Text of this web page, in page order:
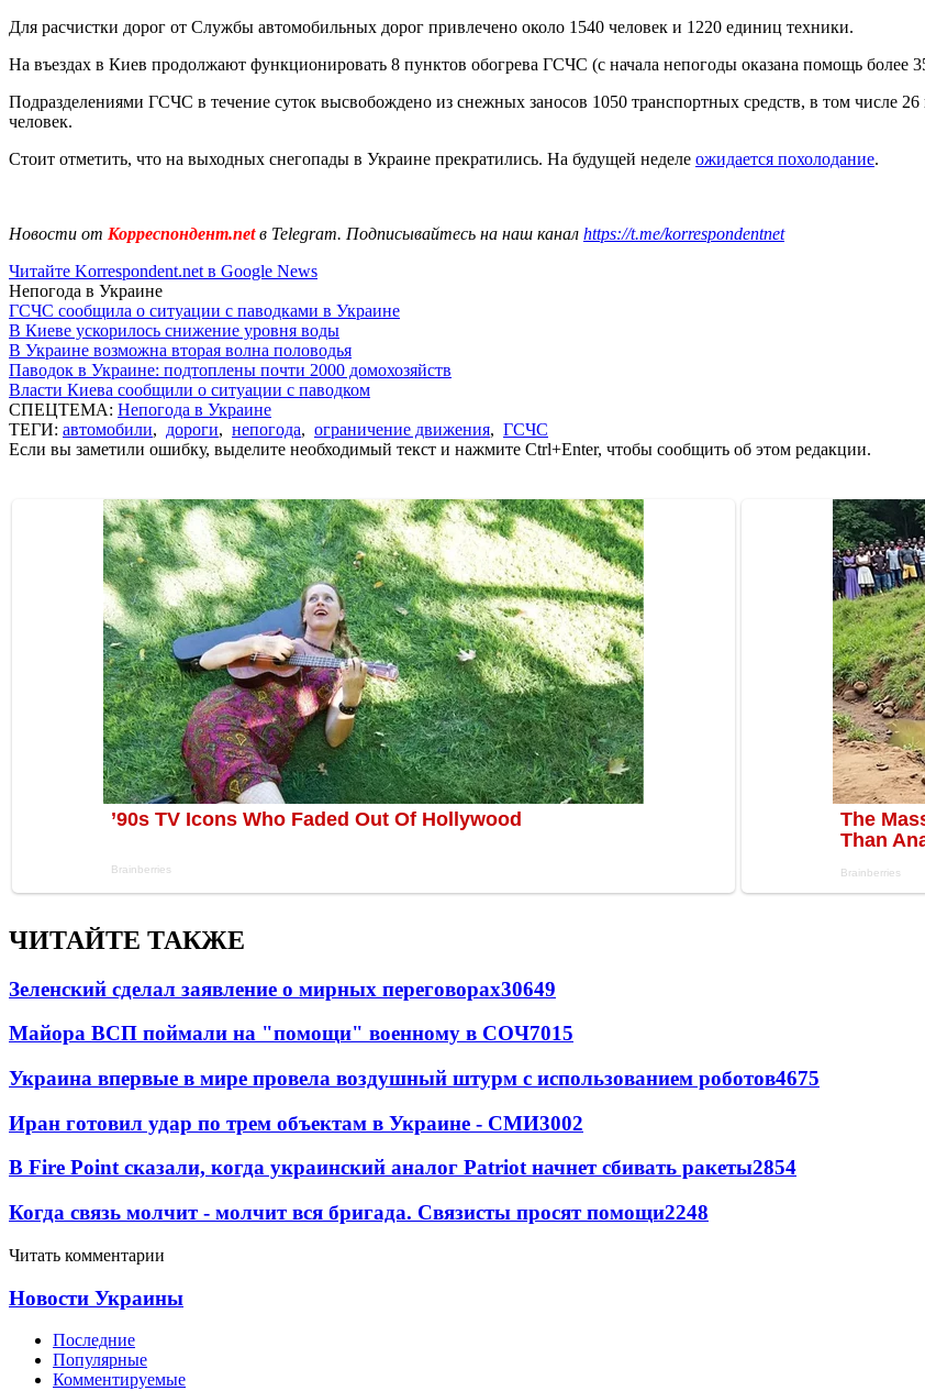
Для расчистки дорог от Службы автомобильных дорог привлечено около 1540 человек и 1220 единиц техники.
На въездах в Киев продолжают функционировать 8 пунктов обогрева ГСЧС (с начала непогоды оказана помощь более
Подразделениями ГСЧС в течение суток высвобождено из снежных заносов 1050 транспортных средств, в том числе
человек.
Стоит отметить, что на выходных снегопады в Украине прекратились. На будущей неделе ожидается похолодание.
Новости от Корреспондент.netв Telegram. Подписывайтесь на наш канал https://t.me/korrespondentnet
Читайте Korrespondent.net в Google News
Непогода в Украине
ГСЧС сообщила о ситуации с паводками в Украине
В Киеве ускорилось снижение уровня воды
В Украине возможна вторая волна половодья
Паводок в Украине: подтоплены почти 2000 домохозяйств
Власти Киева сообщили о ситуации с паводком
СПЕЦТЕМА: Непогода в Украине
ТЕГИ: автомобили, дороги, непогода, ограничение движения, ГСЧС
Если вы заметили ошибку, выделите необходимый текст и нажмите Ctrl+Enter, чтобы сообщить об этом редакции.
ЧИТАЙТЕ ТАКЖЕ
Зеленский сделал заявление о мирных переговорах30649
Майора ВСП поймали на "помощи" военному в СОЧ7015
Украина впервые в мире провела воздушный штурм с использованием роботов4675
Иран готовил удар по трем объектам в Украине - СМИ3002
В Fire Point сказали, когда украинский аналог Patriot начнет сбивать ракеты2854
Когда связь молчит - молчит вся бригада. Связисты просят помощи2248
Читать комментарии
Новости Украины
Последние
Популярные
Комментируемые